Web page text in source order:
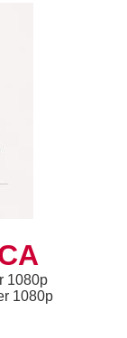
1080p
1080p